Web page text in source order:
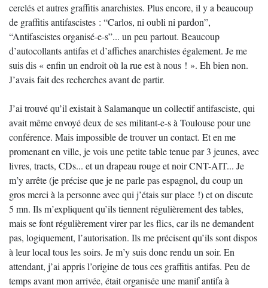
cerclés et autres graffitis anarchistes. Plus encore, il y a beaucoup
de graffitis antifascistes : “Carlos, ni oubli ni pardon”,
“Antifascistes organisé-e-s”... un peu partout. Beaucoup
d’autocollants antifas et d’affiches anarchistes également. Je me
suis dis « enfin un endroit où la rue est à nous ! ». Eh bien non.
J’avais fait des recherches avant de partir.
J’ai trouvé qu’il existait à Salamanque un collectif antifasciste, qui
avait même envoyé deux de ses militant-e-s à Toulouse pour une
conférence. Mais impossible de trouver un contact. Et en me
promenant en ville, je vois une petite table tenue par 3 jeunes, avec
livres, tracts, CDs... et un drapeau rouge et noir CNT-AIT... Je
m’y arrête (je précise que je ne parle pas espagnol, du coup un
gros merci à la personne avec qui j’étais sur place !) et on discute
5 mn. Ils m’expliquent qu’ils tiennent régulièrement des tables,
mais se font régulièrement virer par les flics, car ils ne demandent
pas, logiquement, l’autorisation. Ils me précisent qu’ils sont dispos
à leur local tous les soirs. Je m’y suis donc rendu un soir. En
attendant, j’ai appris l’origine de tous ces graffitis antifas. Peu de
temps avant mon arrivée, était organisée une manif antifa à